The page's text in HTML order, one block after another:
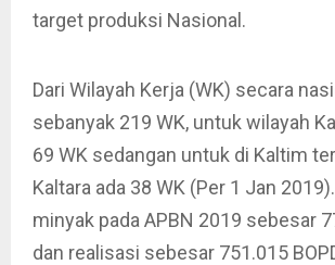
target produksi Nasional.
Dari Wilayah Kerja (WK) secara
sebanyak 219 WK, untuk wilayah
69 WK sedangan untuk di Kaltim
Kaltara ada 38 WK (Per 1 Jan
minyak pada APBN 2019 sebesar
dan realisasi sebesar 751.015